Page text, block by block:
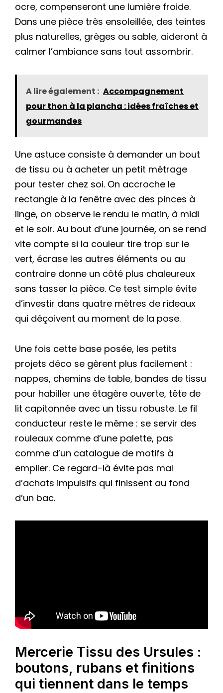
ocre, compenseront une lumière froide.
Dans une pièce très ensoleillée, des teintes
plus naturelles, grèges ou sable, aideront à
calmer l’ambiance sans tout assombrir.
A lire également : Accompagnement
pour thon à la plancha : idées fraîches et
gourmandes
Une astuce consiste à demander un bout
de tissu ou à acheter un petit métrage
pour tester chez soi. On accroche le
rectangle à la fenêtre avec des pinces à
linge, on observe le rendu le matin, à midi
et le soir. Au bout d’une journée, on se rend
vite compte si la couleur tire trop sur le
vert, écrase les autres éléments ou au
contraire donne un côté plus chaleureux
sans tasser la pièce. Ce test simple évite
d’investir dans quatre mètres de rideaux
qui déçoivent au moment de la pose.
Une fois cette base posée, les petits
projets déco se gèrent plus facilement :
nappes, chemins de table, bandes de tissu
pour habiller une étagère ouverte, tête de
lit capitonnée avec un tissu robuste. Le fil
conducteur reste le même : se servir des
rouleaux comme d’une palette, pas
comme d’un catalogue de motifs à
empiler. Ce regard-là évite pas mal
d’achats impulsifs qui finissent au fond
d’un bac.
Mercerie Tissu des Ursules :
boutons, rubans et finitions
qui tiennent dans le temps